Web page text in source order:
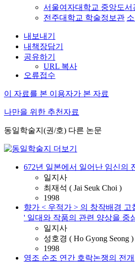
서울여자대학교 중앙도서
전주대학교 학술정보관
내보내기
내책장담기
공유하기
URL 복사
오류접수
이 자료를 본 이용자가 본 자료
나만을 위한 추천자료
동일학술지(권/호) 다른 논문
672년 일본에서 일어난 임신의
일지사
최재석 ( Jai Seuk Choi )
1998
향가 < 우적가 > 의 창작배경 고
' 일대와 작품의 관련 양상을 중
일지사
성호경 ( Ho Gyong Seong )
1998
영조 순조 연간 호락논쟁의 전개